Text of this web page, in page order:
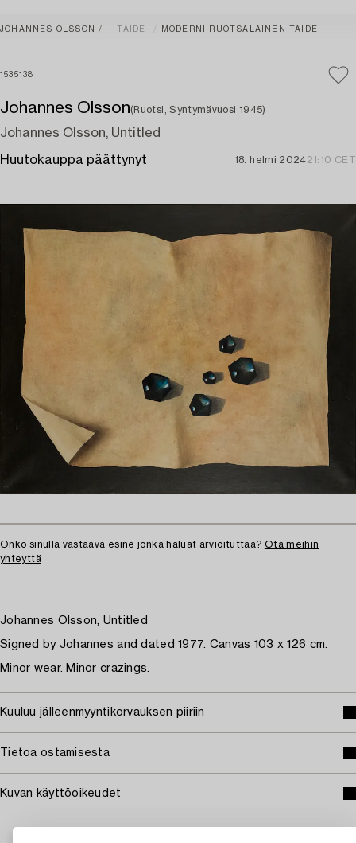
JOHANNES OLSSON TAIDE MODERNI RUOTSALAINEN TAIDE
1535138
Johannes Olsson(Ruotsi, Syntymävuosi 1945)
Johannes Olsson, Untitled
Huutokauppa päättynyt 18. helmi 202421:10 CET
Onko sinulla vastaava esine jonka haluat arvioituttaa? Ota meihin
yhteyttä
Johannes Olsson, Untitled
Signed by Johannes and dated 1977. Canvas 103 x 126 cm.
Minor wear. Minor crazings.
Kuuluu jälleenmyyntikorvauksen piiriin
Tietoa ostamisesta
Kuvan käyttöoikeudet